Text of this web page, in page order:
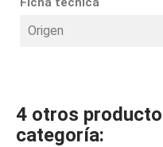
Origen
4 otros
categoría: